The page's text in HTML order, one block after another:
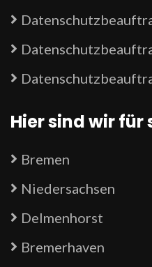
Hier sind wir für
Bremen
Niedersachsen
Delmenhorst
Bremerhaven